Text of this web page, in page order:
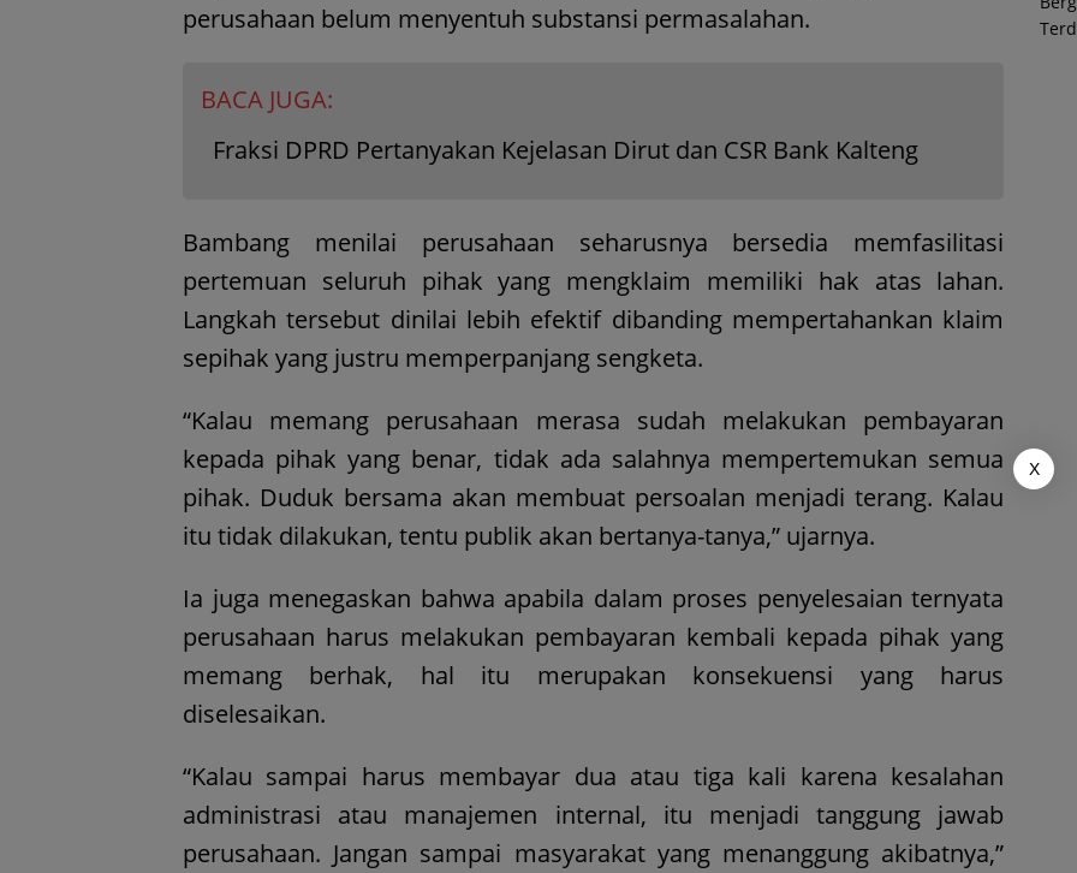
perusahaan belum menyentuh substansi permasalahan.
BACA JUGA:
Fraksi DPRD Pertanyakan Kejelasan Dirut dan CSR Bank Kalteng
Bambang menilai perusahaan seharusnya bersedia memfasilitasi
pertemuan seluruh pihak yang mengklaim memiliki hak atas lahan.
Langkah tersebut dinilai lebih efektif dibanding mempertahankan klaim
sepihak yang justru memperpanjang sengketa.
“Kalau memang perusahaan merasa sudah melakukan pembayaran
kepada pihak yang benar, tidak ada salahnya mempertemukan semua
pihak. Duduk bersama akan membuat persoalan menjadi terang. Kalau
itu tidak dilakukan, tentu publik akan bertanya-tanya,” ujarnya.
Ia juga menegaskan bahwa apabila dalam proses penyelesaian ternyata
perusahaan harus melakukan pembayaran kembali kepada pihak yang
memang berhak, hal itu merupakan konsekuensi yang harus
diselesaikan.
“Kalau sampai harus membayar dua atau tiga kali karena kesalahan
administrasi atau manajemen internal, itu menjadi tanggung jawab
perusahaan. Jangan sampai masyarakat yang menanggung akibatnya,”
X